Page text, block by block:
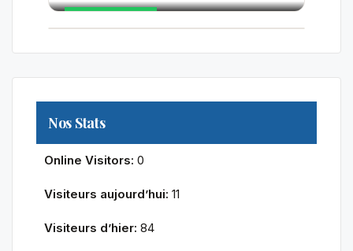
EN VEDETTE
Nos Stats
Online Visitors: 0
Visiteurs aujourd’hui: 11
Visiteurs d’hier: 84